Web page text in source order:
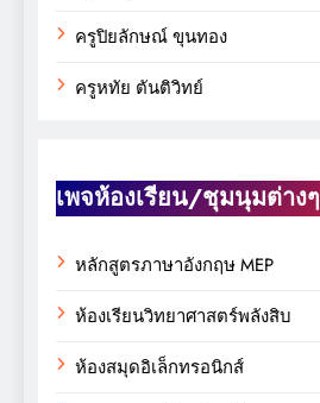
ครูปิยลักษณ์ ขุนทอง
ครูหทัย ตันติวิทย์
เพจห้องเรียน/ชุมนุมต่างๆ
หลักสูตรภาษาอังกฤษ MEP
ห้องเรียนวิทยาศาสตร์พลังสิบ
ห้องสมุดอิเล็กทรอนิกส์